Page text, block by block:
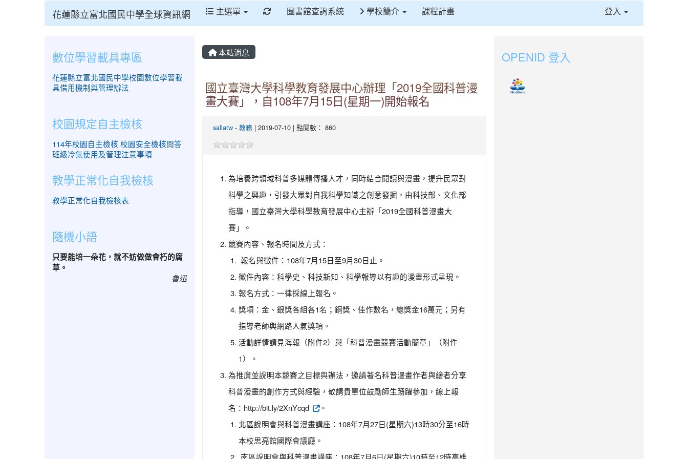
花蓮縣立富北國民中學全球資訊網 主選單 重新取得佈景設定
圖書館查詢系統 學校簡介 課程計畫 登入
本站消息
國立臺灣大學科學教育發展中心辦理「2019全國科普漫
畫大賽」，自108年7月15日(星期一)開始報名
sallatw- 教務| 2019-07-10 | 點閱數： 860
為培養跨領域科普多媒體傳播人才，同時結合閱讀與漫畫，提升民眾對
科學之興趣，引發大眾對自我科學知識之創意發掘，由科技部、文化部
指導，國立臺灣大學科學教育發展中心主辦「2019全國科普漫畫大
賽」。
競賽內容、報名時間及方式：
報名與徵件：108年7月15日至9月30日止。
徵件內容：科學史、科技新知、科學報導以有趣的漫畫形式呈現。
報名方式：一律採線上報名。
獎項：金、銀獎各組各1名；銅獎、佳作數名，總獎金16萬元；另有
指導老師與網路人氣獎項。
活動詳情請見海報（附件2）與「科普漫畫競賽活動簡章」（附件
1）。
為推廣並說明本競賽之目標與辦法，邀請著名科普漫畫作者與繪者分享
科普漫畫的創作方式與經驗，敬請貴單位鼓勵師生踴躍參加，線上報
名：http://bit.ly/2XnYcqd
。
北區說明會與科普漫畫講座：108年7月27日(星期六)13時30分至16時
本校思亮館國際會議廳。
南區說明會與科普漫畫講座：108年7月6日(星期六)10時至12時高雄
數位學習載具專區
花蓮縣立富北國民中學校園數位學習載
具借用機制與管理辦法
校園規定自主檢核
114年校園自主檢核 校園安全檢核問答
班級冷氣使用及管理注意事項
教學正常化自我檢核
教學正常化自我檢核表
隨機小語
只要能培一朵花，就不妨做做會朽的腐
草。
魯迅
OPENID 登入